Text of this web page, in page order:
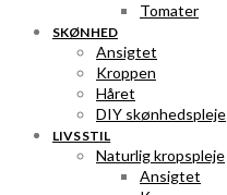
Tomater
SKØNHED
Ansigtet
Kroppen
Håret
DIY skønhedspleje
LIVSSTIL
Naturlig kropspleje
Ansigtet